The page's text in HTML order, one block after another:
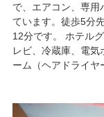
で、エアコン、専用
ています。徒歩5分
12分です。 ホテル
レビ、冷蔵庫、電
ーム（ヘアドライヤ